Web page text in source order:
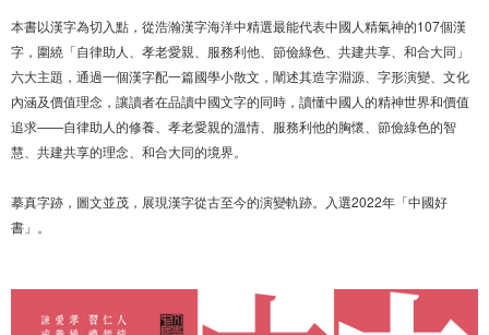
本書以漢字為切入點，從浩瀚漢字海洋中精選最能代表中國人精氣神的107個漢
字，圍繞「自律助人、孝老愛親、服務利他、節儉綠色、共建共享、和合大同」
六大主題，通過一個漢字配一篇國學小散文，闡述其造字淵源、字形演變、文化
內涵及價值理念，讓讀者在品讀中國文字的同時，讀懂中國人的精神世界和價值
追求——自律助人的修養、孝老愛親的溫情、服務利他的胸懷、節儉綠色的智
慧、共建共享的理念、和合大同的境界。
摹真字跡，圖文並茂，展現漢字從古至今的演變軌跡。入選2022年「中國好
書」。